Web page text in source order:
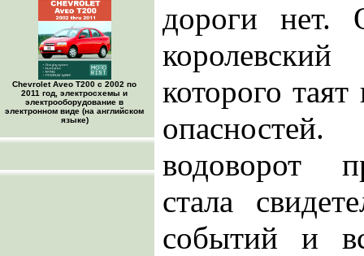
Chevrolet Aveo Т200 с 2002 по
2011 год, электросхемы и
электрооборудование в
электронном виде (на английском
языке)
дороги
которого
водоворот
стала
событий и